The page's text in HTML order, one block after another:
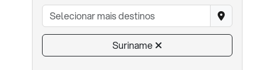
Suriname